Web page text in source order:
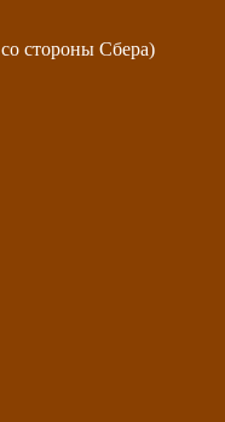
стороны Сбера)